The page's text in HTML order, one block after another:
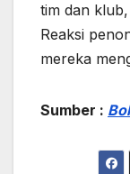
tim dan
Reaksi
mereka
Sumber :